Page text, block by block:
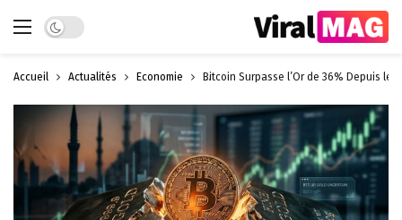
Dark mode
Accueil Actualités Économie Bitcoin Surpasse l’Or de 36% Depuis le